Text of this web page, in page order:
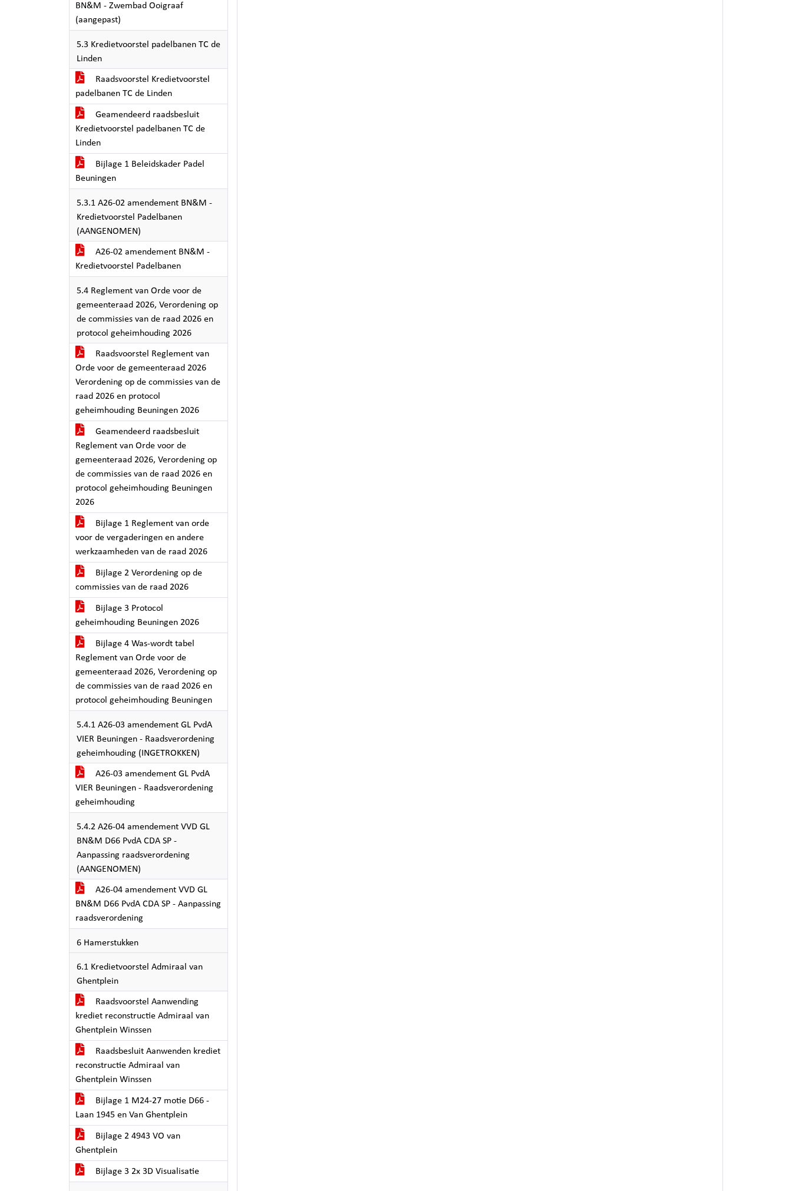
BN&M - Zwembad Ooigraaf
(aangepast)
5.3 Kredietvoorstel padelbanen TC de
Linden
Raadsvoorstel Kredietvoorstel
padelbanen TC de Linden
Geamendeerd raadsbesluit
Kredietvoorstel padelbanen TC de
Linden
Bijlage 1 Beleidskader Padel
Beuningen
5.3.1 A26-02 amendement BN&M -
Kredietvoorstel Padelbanen
(AANGENOMEN)
A26-02 amendement BN&M -
Kredietvoorstel Padelbanen
5.4 Reglement van Orde voor de
gemeenteraad 2026, Verordening op
de commissies van de raad 2026 en
protocol geheimhouding 2026
Raadsvoorstel Reglement van
Orde voor de gemeenteraad 2026
Verordening op de commissies van de
raad 2026 en protocol
geheimhouding Beuningen 2026
Geamendeerd raadsbesluit
Reglement van Orde voor de
gemeenteraad 2026, Verordening op
de commissies van de raad 2026 en
protocol geheimhouding Beuningen
2026
Bijlage 1 Reglement van orde
voor de vergaderingen en andere
werkzaamheden van de raad 2026
Bijlage 2 Verordening op de
commissies van de raad 2026
Bijlage 3 Protocol
geheimhouding Beuningen 2026
Bijlage 4 Was-wordt tabel
Reglement van Orde voor de
gemeenteraad 2026, Verordening op
de commissies van de raad 2026 en
protocol geheimhouding Beuningen
5.4.1 A26-03 amendement GL PvdA
VIER Beuningen - Raadsverordening
geheimhouding (INGETROKKEN)
A26-03 amendement GL PvdA
VIER Beuningen - Raadsverordening
geheimhouding
5.4.2 A26-04 amendement VVD GL
BN&M D66 PvdA CDA SP -
Aanpassing raadsverordening
(AANGENOMEN)
A26-04 amendement VVD GL
BN&M D66 PvdA CDA SP - Aanpassing
raadsverordening
6 Hamerstukken
6.1 Kredietvoorstel Admiraal van
Ghentplein
Raadsvoorstel Aanwending
krediet reconstructie Admiraal van
Ghentplein Winssen
Raadsbesluit Aanwenden krediet
reconstructie Admiraal van
Ghentplein Winssen
Bijlage 1 M24-27 motie D66 -
Laan 1945 en Van Ghentplein
Bijlage 2 4943 VO van
Ghentplein
Bijlage 3 2x 3D Visualisatie